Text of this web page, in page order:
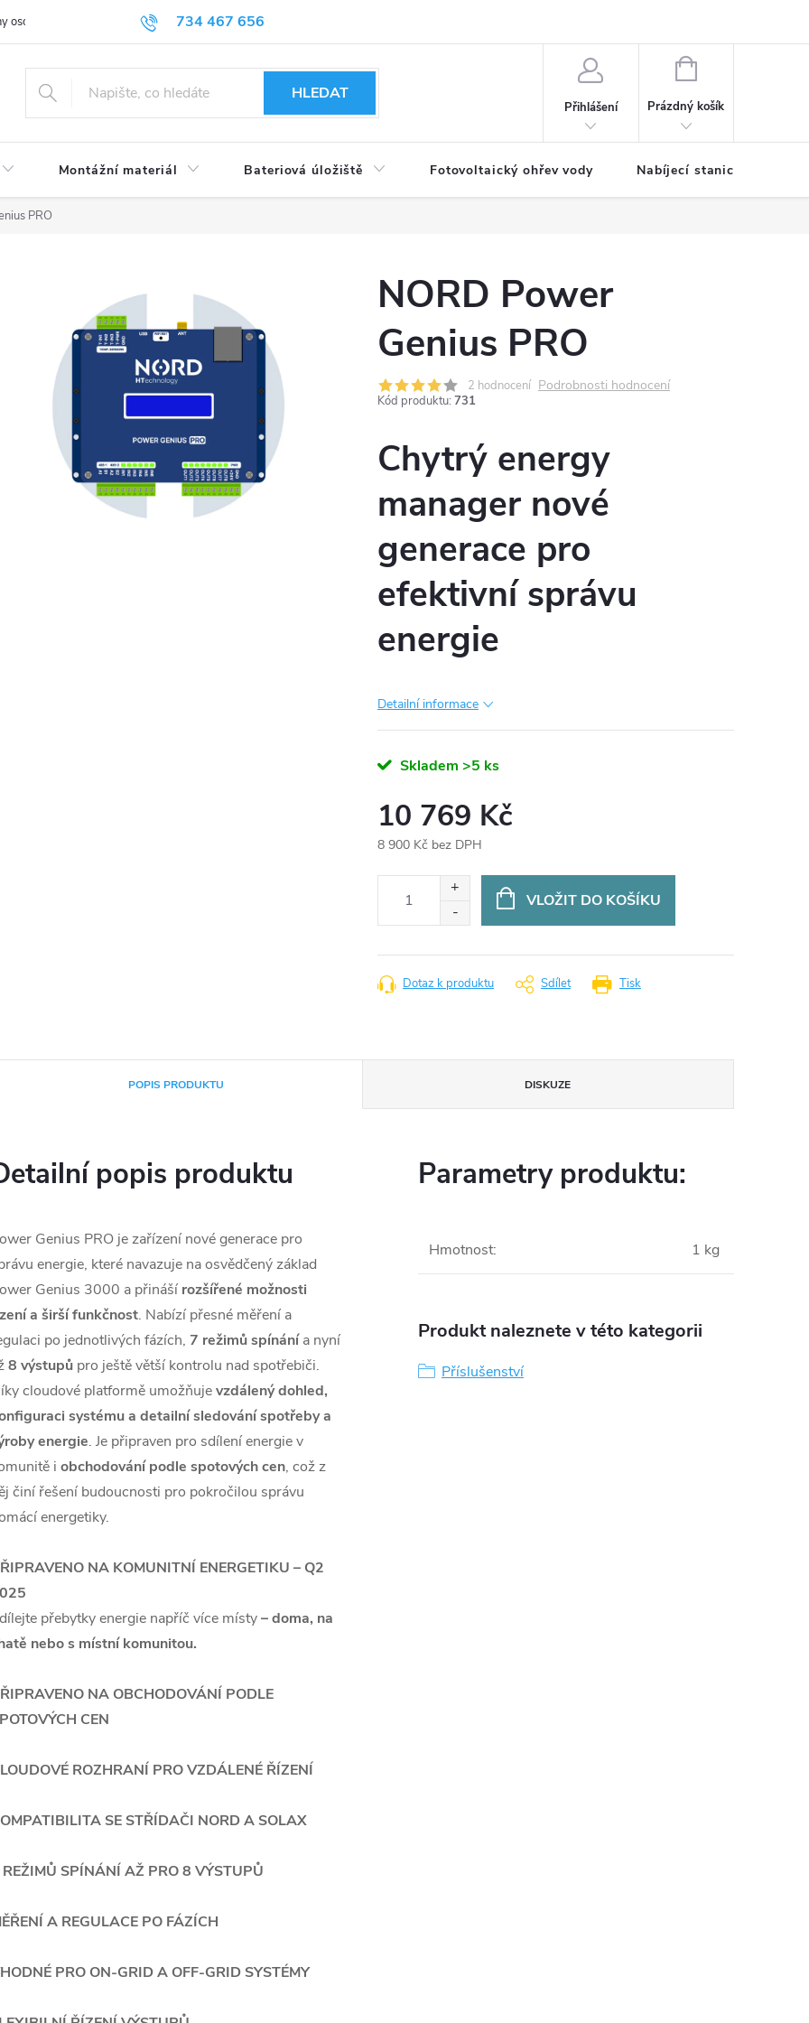
734 467 656
osobních údajů
HLEDAT
Přihlášení
NÁKUPNÍ
Prázdný košík
Montážní materiál Bateriová úložiště Fotovoltaický ohřev vody Nabíjecí stanice
PRO
NORD Power
Genius PRO
2 hodnocení Podrobnosti hodnocení
Kód produktu: 731
Chytrý energy
manager nové
generace pro
efektivní správu
energie
Detailní informace
Skladem >5 ks
10 769 Kč
8 900 Kč bez DPH
VLOŽIT DO KOŠÍKU
Tisk
Dotaz k produktu Sdílet
POPIS PRODUKTU DISKUZE
popis produktu
Genius PRO je zařízení nové generace pro
energie, které navazuje na osvědčený základ
Genius 3000 a přináší rozšířené možnosti
a širší funkčnost. Nabízí přesné měření a
po jednotlivých fázích, 7 režimů spínánía nyní
8 výstupů pro ještě větší kontrolu nad spotřebiči.
cloudové platformě umožňujevzdálený dohled,
systému a detailní sledování spotřeby a
energie. Je připraven pro sdílení energie v
i obchodování podle spotových cen, což z
činí řešení budoucnosti pro pokročilou správu
energetiky.
NA KOMUNITNÍ ENERGETIKU – Q2
přebytky energie napříč více místy– doma, na
nebo s místní komunitou.
NA OBCHODOVÁNÍ PODLE
CEN
ROZHRANÍ PRO VZDÁLENÉ ŘÍZENÍ
SE STŘÍDAČI NORD A SOLAX
SPÍNÁNÍ AŽ PRO 8 VÝSTUPŮ
A REGULACE PO FÁZÍCH
PRO ON-GRID A OFF-GRID SYSTÉMY
Parametry produktu:
Hmotnost: 1 kg
Produkt naleznete v této kategorii
Příslušenství